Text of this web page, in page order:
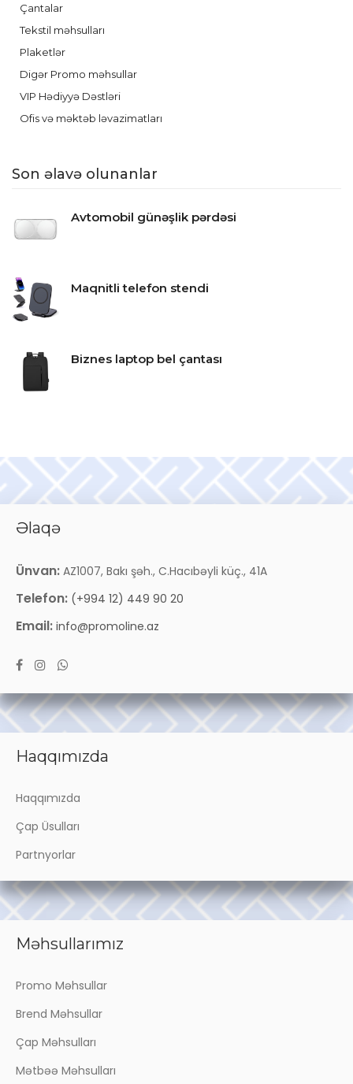
Çantalar
Tekstil məhsulları
Plaketlər
Digər Promo məhsullar
VIP Hədiyyə Dəstləri
Ofis və məktəb ləvazimatları
Son əlavə olunanlar
Avtomobil günəşlik pərdəsi
Maqnitli telefon stendi
Biznes laptop bel çantası
Əlaqə
Ünvan: AZ1007, Bakı şəh., C.Hacıbəyli küç., 41A
Telefon: (+994 12) 449 90 20
Email: info@promoline.az
Haqqımızda
Haqqımızda
Çap Üsulları
Partnyorlar
Məhsullarımız
Promo Məhsullar
Brend Məhsullar
Çap Məhsulları
Mətbəə Məhsulları